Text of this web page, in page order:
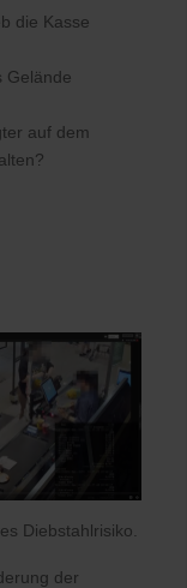
die Kasse
Gelände
auf dem
Diebstahlrisiko.
der